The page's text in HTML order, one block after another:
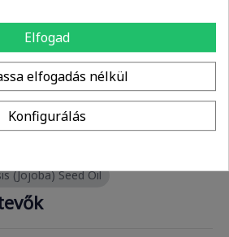
(Safflower) Seed Oil
Oil
Oil
(Jojoba) Seed Oil
Elfogad
elfogadás nélkül
Konfigurálás